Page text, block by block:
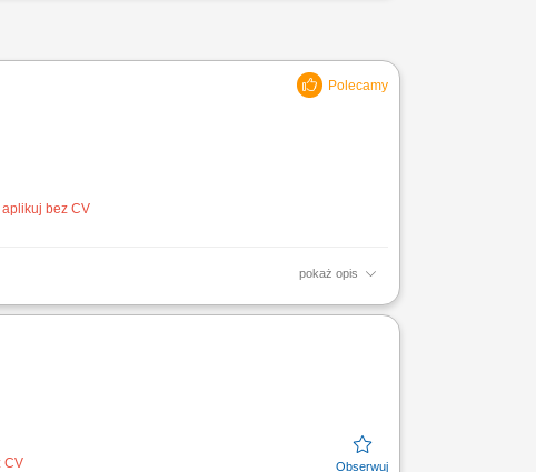
aplikuj bez CV
pokaż opis
standardami; nadzór nad pracą
CV